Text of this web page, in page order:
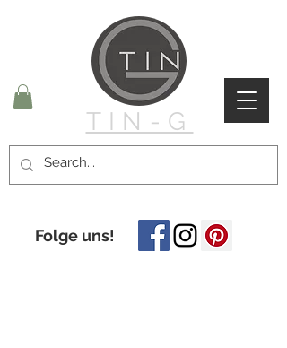
TIN-G
Folge uns!